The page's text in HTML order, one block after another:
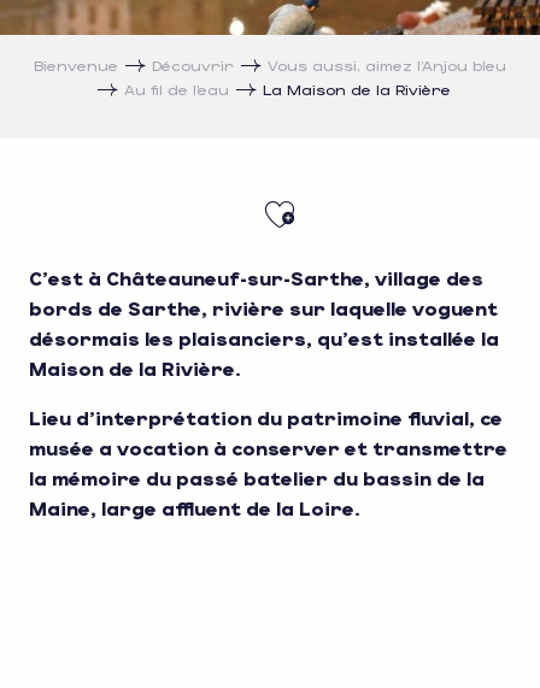
Bienvenue Découvrir
Vous aussi, aimez l’Anjou bleu
Au fil de l’eau
La Maison de la Rivière
Ajouter aux
C’est à Châteauneuf-sur-Sarthe, village des
bords de Sarthe, rivière sur laquelle voguent
désormais les plaisanciers, qu’est installée la
Maison de la Rivière.
Lieu d’interprétation du patrimoine fluvial, ce
musée a vocation à conserver et transmettre
la mémoire du passé batelier du bassin de la
Maine, large affluent de la Loire.